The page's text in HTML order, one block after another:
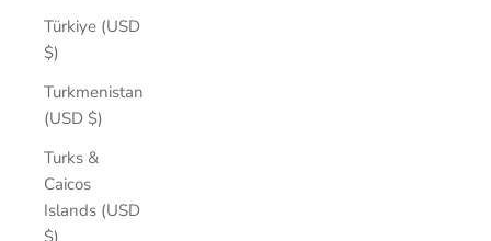
Türkiye (USD
$)
Turkmenistan
(USD $)
Turks &
Caicos
Islands (USD